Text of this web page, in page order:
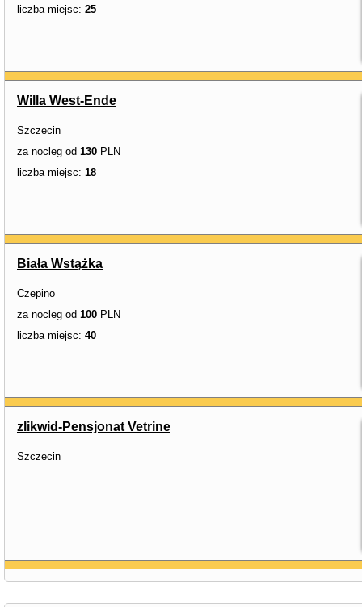
liczba miejsc: 25
Willa West-Ende
Szczecin
za nocleg od 130 PLN
liczba miejsc: 18
Biała Wstążka
Czepino
za nocleg od 100 PLN
liczba miejsc: 40
zlikwid-Pensjonat Vetrine
Szczecin